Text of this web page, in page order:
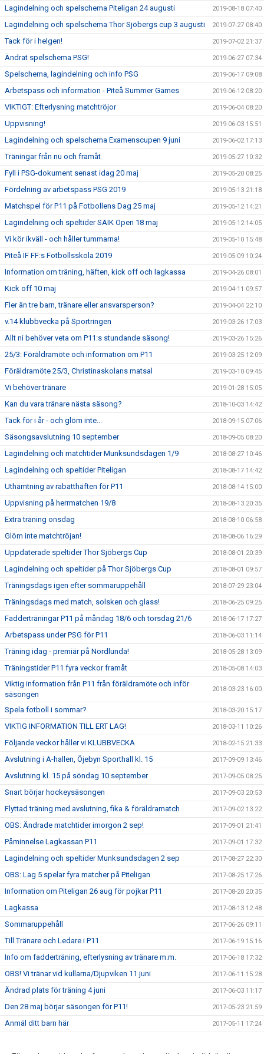
Lagindelning och spelschema Piteligan 24 augusti 2019-08-18 07:40
Lagindelning och spelschema Thor Sjöbergs cup 3 augusti 2019-07-27 08:40
Tack för i helgen! 2019-07-02 21:37
Ändrat spelschema PSG! 2019-06-27 07:34
Spelschema, lagindelning och info PSG 2019-06-17 09:08
Arbetspass och information - Piteå Summer Games 2019-06-12 08:20
VIKTIGT: Efterlysning matchtröjor 2019-06-04 08:20
Uppvisning! 2019-06-03 15:51
Lagindelning och spelschema Examenscupen 9 juni 2019-06-02 17:13
Träningar från nu och framåt 2019-05-27 10:32
Fyll i PSG-dokument senast idag 20 maj 2019-05-20 08:25
Fördelning av arbetspass PSG 2019 2019-05-13 21:18
Matchspel för P11 på Fotbollens Dag 25 maj 2019-05-12 14:21
Lagindelning och speltider SAIK Open 18 maj 2019-05-12 14:05
Vi kör ikväll - och håller tummarna! 2019-05-10 15:48
Piteå IF FF:s Fotbollsskola 2019 2019-05-09 10:24
Information om träning, häften, kick off och lagkassa 2019-04-26 08:01
Kick off 10 maj 2019-04-11 09:57
Fler än tre barn, tränare eller ansvarsperson? 2019-04-04 22:10
v.14 klubbvecka på Sportringen 2019-03-26 17:03
Allt ni behöver veta om P11:s stundande säsong! 2019-03-26 15:26
25/3: Föräldramöte och information om P11 2019-03-25 12:09
Föräldramöte 25/3, Christinaskolans matsal 2019-03-10 09:45
Vi behöver tränare 2019-01-28 15:05
Kan du vara tränare nästa säsong? 2018-10-03 14:42
Tack för i år - och glöm inte... 2018-09-15 07:06
Säsongsavslutning 10 september 2018-09-05 08:20
Lagindelning och matchtider Munksundsdagen 1/9 2018-08-27 10:46
Lagindelning och speltider Piteligan 2018-08-17 14:42
Uthämtning av rabatthäften för P11 2018-08-14 15:00
Uppvisning på herrmatchen 19/8 2018-08-13 20:35
Extra träning onsdag 2018-08-10 06:58
Glöm inte matchtröjan! 2018-08-06 16:29
Uppdaterade speltider Thor Sjöbergs Cup 2018-08-01 20:39
Lagindelning och speltider på Thor Sjöbergs Cup 2018-08-01 09:57
Träningsdags igen efter sommaruppehåll 2018-07-29 23:04
Träningsdags med match, solsken och glass! 2018-06-25 09:25
Fadderträningar P11 på måndag 18/6 och torsdag 21/6 2018-06-17 17:27
Arbetspass under PSG för P11 2018-06-03 11:14
Träning idag - premiär på Nordlunda! 2018-05-28 13:09
Träningstider P11 fyra veckor framåt 2018-05-08 14:03
Viktig information från P11 från föräldramöte och inför
säsongen
2018-03-23 16:00
Spela fotboll i sommar? 2018-03-20 15:17
VIKTIG INFORMATION TILL ERT LAG! 2018-03-11 10:26
Följande veckor håller vi KLUBBVECKA 2018-02-15 21:33
Avslutning i A-hallen, Öjebyn Sporthall kl. 15 2017-09-09 13:46
Avslutning kl. 15 på söndag 10 september 2017-09-05 08:25
Snart börjar hockeysäsongen 2017-09-03 20:53
Flyttad träning med avslutning, fika & föräldramatch 2017-09-02 13:22
OBS: Ändrade matchtider imorgon 2 sep! 2017-09-01 21:41
Påminnelse Lagkassan P11 2017-09-01 17:32
Lagindelning och speltider Munksundsdagen 2 sep 2017-08-27 22:30
OBS: Lag 5 spelar fyra matcher på Piteligan 2017-08-25 17:26
Information om Piteligan 26 aug för pojkar P11 2017-08-20 20:35
Lagkassa 2017-08-13 12:48
Sommaruppehåll 2017-06-26 09:11
Till Tränare och Ledare i P11 2017-06-19 15:16
Info om fadderträning, efterlysning av tränare m.m. 2017-06-18 17:32
OBS! Vi tränar vid kullarna/Djupviken 11 juni 2017-06-11 15:28
Ändrad plats för träning 4 juni 2017-06-03 11:17
Den 28 maj börjar säsongen för P11! 2017-05-23 21:59
Anmäl ditt barn här 2017-05-11 17:24